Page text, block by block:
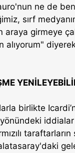
ne de
sırf
araya girmeye
alıyorum"
birlikte